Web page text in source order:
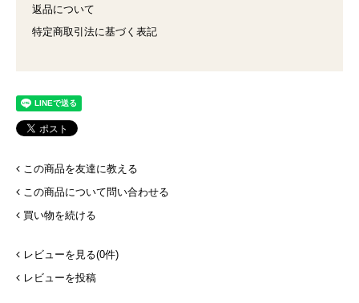
返品について
特定商取引法に基づく表記
この商品を友達に教える
この商品について問い合わせる
買い物を続ける
レビューを見る(0件)
レビューを投稿